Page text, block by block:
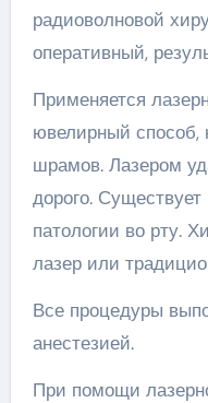
радиоволновой
оперативный,
Применяется
ювелирный
шрамов. Лазером
дорого.
патологии во рту.
лазер или
Все процедуры
анестезией.
При помощи